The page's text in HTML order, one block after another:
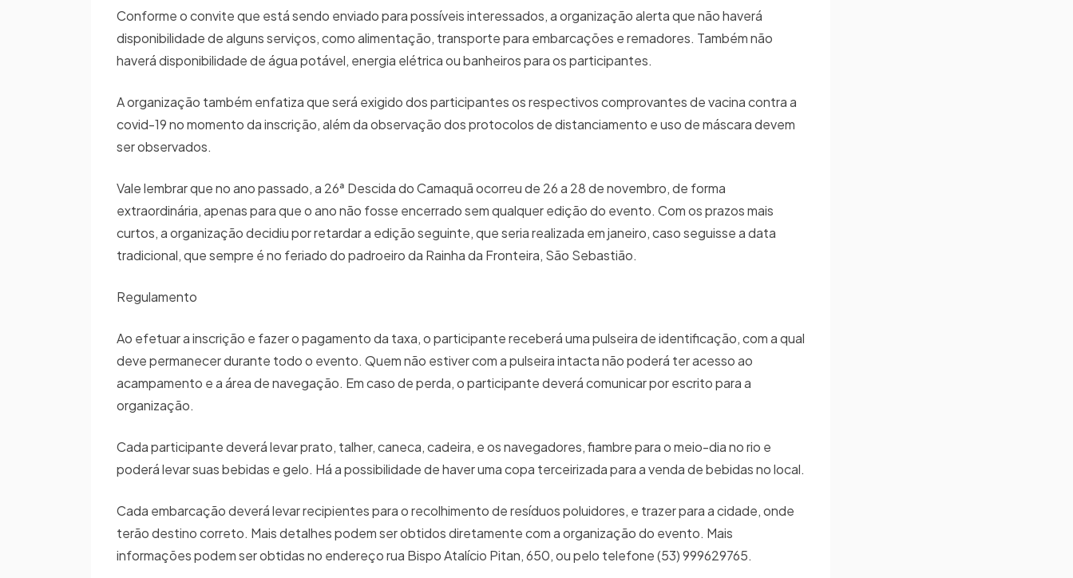
Conforme o convite que está sendo enviado para possíveis interessados, a organização alerta que não haverá
disponibilidade de alguns serviços, como alimentação, transporte para embarcações e remadores. Também não
haverá disponibilidade de água potável, energia elétrica ou banheiros para os participantes.
A organização também enfatiza que será exigido dos participantes os respectivos comprovantes de vacina contra a
covid-19 no momento da inscrição, além da observação dos protocolos de distanciamento e uso de máscara devem
ser observados.
Vale lembrar que no ano passado, a 26ª Descida do Camaquã ocorreu de 26 a 28 de novembro, de forma
extraordinária, apenas para que o ano não fosse encerrado sem qualquer edição do evento. Com os prazos mais
curtos, a organização decidiu por retardar a edição seguinte, que seria realizada em janeiro, caso seguisse a data
tradicional, que sempre é no feriado do padroeiro da Rainha da Fronteira, São Sebastião.
Regulamento
Ao efetuar a inscrição e fazer o pagamento da taxa, o participante receberá uma pulseira de identificação, com a qual
deve permanecer durante todo o evento. Quem não estiver com a pulseira intacta não poderá ter acesso ao
acampamento e a área de navegação. Em caso de perda, o participante deverá comunicar por escrito para a
organização.
Cada participante deverá levar prato, talher, caneca, cadeira, e os navegadores, fiambre para o meio-dia no rio e
poderá levar suas bebidas e gelo. Há a possibilidade de haver uma copa terceirizada para a venda de bebidas no local.
Cada embarcação deverá levar recipientes para o recolhimento de resíduos poluidores, e trazer para a cidade, onde
terão destino correto. Mais detalhes podem ser obtidos diretamente com a organização do evento. Mais
informações podem ser obtidas no endereço rua Bispo Atalício Pitan, 650, ou pelo telefone (53) 999629765.